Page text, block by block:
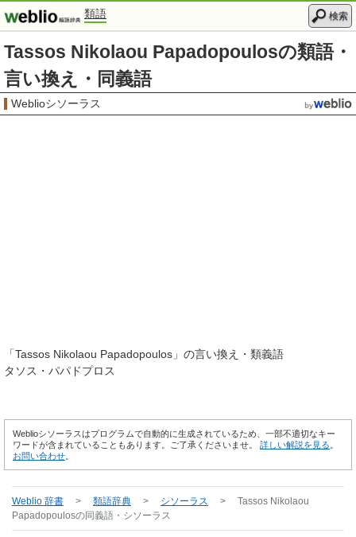
類語 検索
Tassos Nikolaou Papadopoulosの類語・
言い換え・同義語
Weblioシソーラス
「Tassos Nikolaou Papadopoulos 」の言い換え・類義語
タソス・パパドプロス
Weblioシソーラスはプログラムで自動的に生成されているため、一部不適切なキー
ワードが含まれていることもあります。ご了承くださいませ。 詳しい解説を見る
お問い合わせ
Weblio 辞書 > 類語辞典 > シソーラス >
Tassos Nikolaou
Papadopoulosの同義語・シソーラス